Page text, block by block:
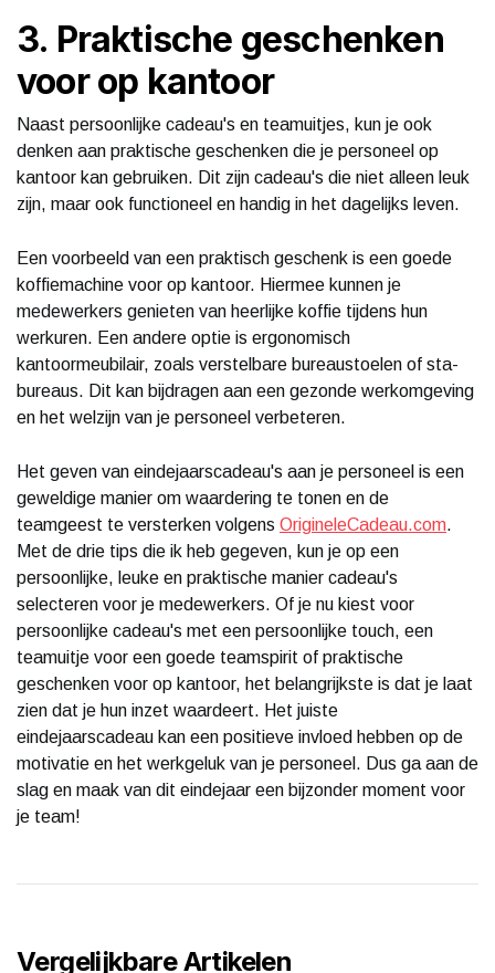
3. Praktische geschenken
voor op kantoor
Naast persoonlijke cadeau's en teamuitjes, kun je ook
denken aan praktische geschenken die je personeel op
kantoor kan gebruiken. Dit zijn cadeau's die niet alleen leuk
zijn, maar ook functioneel en handig in het dagelijks leven.
Een voorbeeld van een praktisch geschenk is een goede
koffiemachine voor op kantoor. Hiermee kunnen je
medewerkers genieten van heerlijke koffie tijdens hun
werkuren. Een andere optie is ergonomisch
kantoormeubilair, zoals verstelbare bureaustoelen of sta-
bureaus. Dit kan bijdragen aan een gezonde werkomgeving
en het welzijn van je personeel verbeteren.
Het geven van eindejaarscadeau's aan je personeel is een
geweldige manier om waardering te tonen en de
teamgeest te versterken volgens OrigineleCadeau.com.
Met de drie tips die ik heb gegeven, kun je op een
persoonlijke, leuke en praktische manier cadeau's
selecteren voor je medewerkers. Of je nu kiest voor
persoonlijke cadeau's met een persoonlijke touch, een
teamuitje voor een goede teamspirit of praktische
geschenken voor op kantoor, het belangrijkste is dat je laat
zien dat je hun inzet waardeert. Het juiste
eindejaarscadeau kan een positieve invloed hebben op de
motivatie en het werkgeluk van je personeel. Dus ga aan de
slag en maak van dit eindejaar een bijzonder moment voor
je team!
Vergelijkbare Artikelen